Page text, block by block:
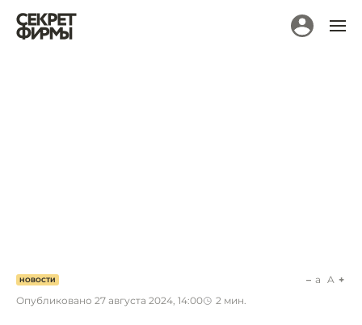
НОВОСТИ
Опубликовано 27 августа 2024, 14:00 2 мин.
a A